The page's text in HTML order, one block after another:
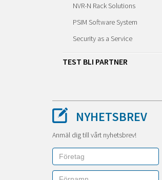
NVR-N Rack Solutions
PSIM Software System
Security as a Service
TEST BLI PARTNER
NYHETSBREV
Anmäl dig till vårt nyhetsbrev!